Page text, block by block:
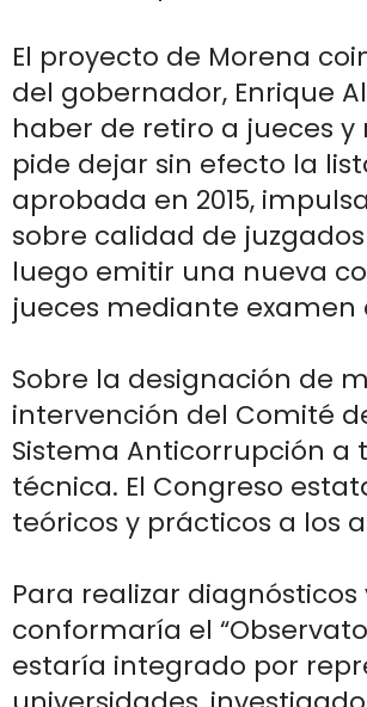
El proyecto de Morena
del gobernador, Enrique
haber de retiro a jueces
pide dejar sin efecto la
aprobada en 2015,
sobre calidad de
luego emitir una nueva
jueces mediante examen
Sobre la designación de
intervención del Comité
Sistema Anticorrupción a
técnica. El Congreso
teóricos y prácticos a los
Para realizar
conformaría el
estaría integrado por